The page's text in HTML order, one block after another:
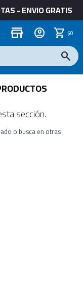
- ENVIO GRATIS
store $0
sección.
o busca en otras